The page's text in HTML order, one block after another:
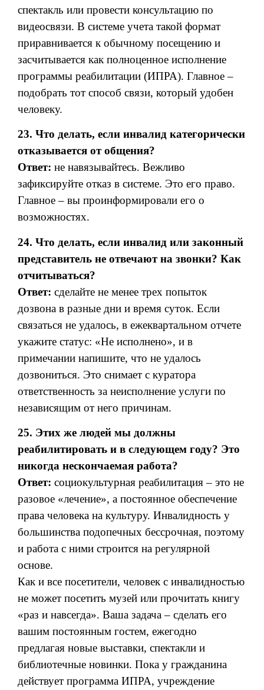
спектакль или провести консультацию по
видеосвязи. В системе учета такой формат
приравнивается к обычному посещению и
засчитывается как полноценное исполнение
программы реабилитации (ИПРА). Главное –
подобрать тот способ связи, который удобен
человеку.
23. Что делать, если инвалид категорически
отказывается от общения?
Ответ: не навязывайтесь. Вежливо
зафиксируйте отказ в системе. Это его право.
Главное – вы проинформировали его о
возможностях.
24. Что делать, если инвалид или законный
представитель не отвечают на звонки? Как
отчитываться?
Ответ: сделайте не менее трех попыток
дозвона в разные дни и время суток. Если
связаться не удалось, в ежеквартальном отчете
укажите статус: «Не исполнено», и в
примечании напишите, что не удалось
дозвониться. Это снимает с куратора
ответственность за неисполнение услуги по
независящим от него причинам.
25. Этих же людей мы должны
реабилитировать и в следующем году? Это
никогда нескончаемая работа?
Ответ: социокультурная реабилитация – это не
разовое «лечение», а постоянное обеспечение
права человека на культуру. Инвалидность у
большинства подопечных бессрочная, поэтому
и работа с ними строится на регулярной
основе.
Как и все посетители, человек с инвалидностью
не может посетить музей или прочитать книгу
«раз и навсегда». Ваша задача – сделать его
вашим постоянным гостем, ежегодно
предлагая новые выставки, спектакли и
библиотечные новинки. Пока у гражданина
действует программа ИПРА, учреждение